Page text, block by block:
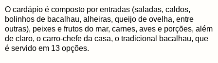
O cardápio é composto por entradas (saladas, caldos,
bolinhos de bacalhau, alheiras, queijo de ovelha, entre
outras), peixes e frutos do mar, carnes, aves e porções, além
de claro, o carro-chefe da casa, o tradicional bacalhau, que
é servido em 13 opções.